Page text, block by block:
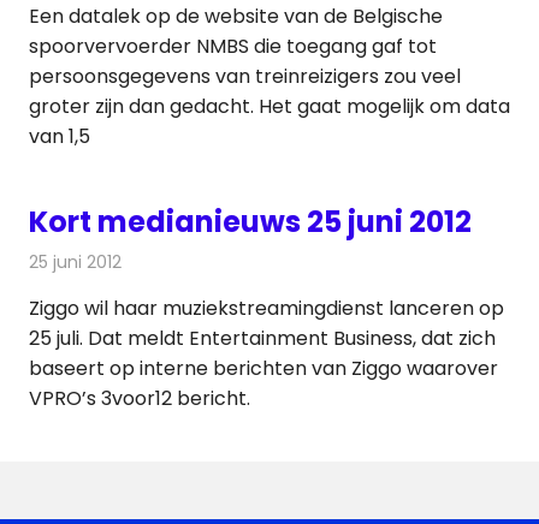
Een datalek op de website van de Belgische
spoorvervoerder NMBS die toegang gaf tot
persoonsgegevens van treinreizigers zou veel
groter zijn dan gedacht. Het gaat mogelijk om data
van 1,5
Kort medianieuws 25 juni 2012
25 juni 2012
Ziggo wil haar muziekstreamingdienst lanceren op
25 juli. Dat meldt Entertainment Business, dat zich
baseert op interne berichten van Ziggo waarover
VPRO’s 3voor12 bericht.